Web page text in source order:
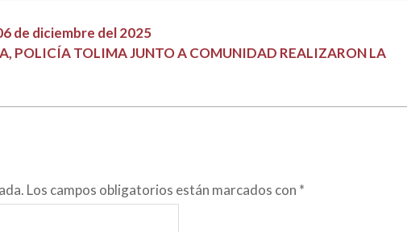
de diciembre del 2025
POLICÍA TOLIMA JUNTO A COMUNIDAD REALIZARON LA
Los campos obligatorios están marcados con *